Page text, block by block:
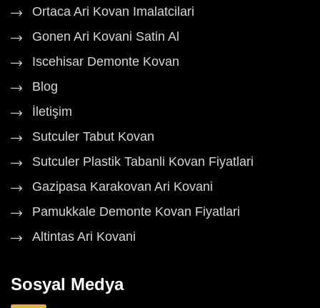
Ortaca Ari Kovan Imalatcilari
Gonen Ari Kovani Satin Al
Iscehisar Demonte Kovan
Blog
İletişim
Sutculer Tabut Kovan
Sutculer Plastik Tabanli Kovan Fiyatlari
Gazipasa Karakovan Ari Kovani
Pamukkale Demonte Kovan Fiyatlari
Altintas Ari Kovani
Sosyal Medya